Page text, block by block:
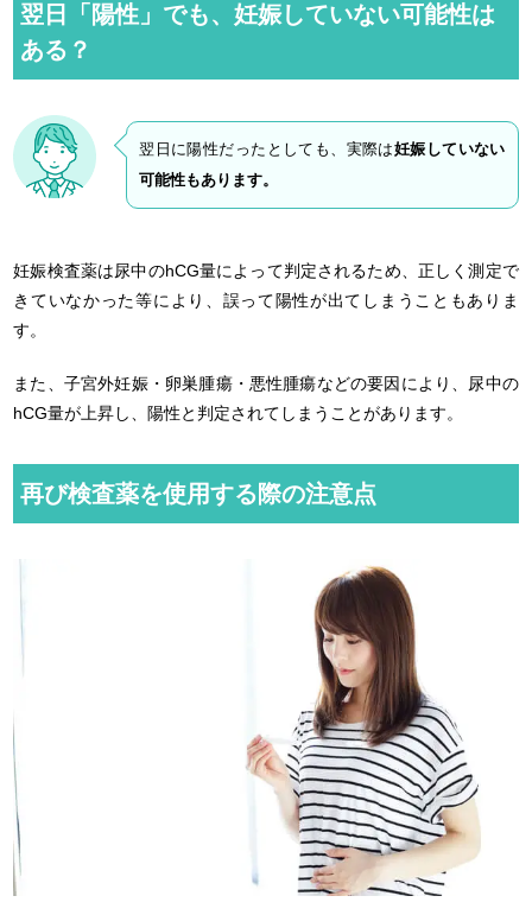
翌日「陽性」でも、妊娠していない可能性は
ある？
翌日に陽性だったとしても、実際は妊娠していない
可能性もあります。
妊娠検査薬は尿中のhCG量によって判定されるため、正しく測定で
きていなかった等により、誤って陽性が出てしまうこともありま
す。
また、子宮外妊娠・卵巣腫瘍・悪性腫瘍などの要因により、尿中の
hCG量が上昇し、陽性と判定されてしまうことがあります。
再び検査薬を使用する際の注意点